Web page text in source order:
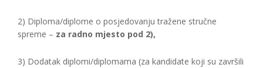
2) Diploma/diplome o posjedovanju tražene stručne
spreme – za radno mjesto pod 2),
3) Dodatak diplomi/diplomama (za kandidate koji su završili